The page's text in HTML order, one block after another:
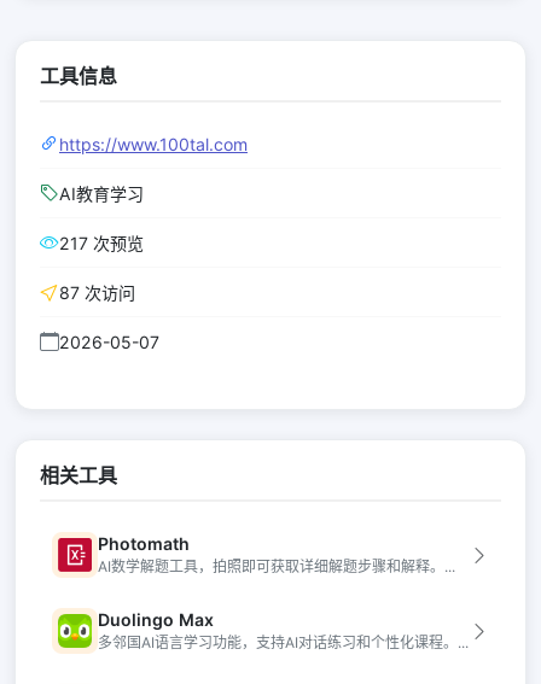
工具信息
https://www.100tal.com
AI教育学习
217 次预览
87 次访问
2026-05-07
相关工具
Photomath
AI数学解题工具，拍照即可获取详细解题步骤和解释。...
Duolingo Max
多邻国AI语言学习功能，支持AI对话练习和个性化课程。...